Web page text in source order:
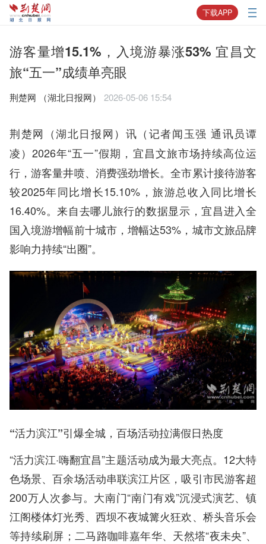
下载APP
游客量增15.1%，入境游暴涨53% 宜昌文
旅“五一”成绩单亮眼
荆楚网 ​（湖北日报网） 2026-05-06 15:54
荆楚网（湖北日报网）讯（记者闻玉强 通讯员谭
凌）2026年“五一”假期，宜昌文旅市场持续高位运
行，游客量井喷、消费强劲增长。全市累计接待游客
较2025年同比增长15.10%，旅游总收入同比增长
16.40%。来自去哪儿旅行的数据显示，宜昌进入全
国入境游增幅前十城市，增幅达53%，城市文旅品牌
影响力持续“出圈”。
“活力滨江”引爆全城，百场活动拉满假日热度
“活力滨江·嗨翻宜昌”主题活动成为最大亮点。12大特
色场景、百余场活动串联滨江片区，吸引市民游客超
200万人次参与。大南门“南门有戏”沉浸式演艺、镇
江阁楼体灯光秀、西坝不夜城篝火狂欢、桥头音乐会
等持续刷屏；二马路咖啡嘉年华、天然塔“夜未央”、